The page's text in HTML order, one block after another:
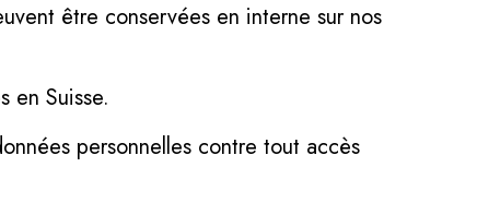
être conservées en interne sur nos
en Suisse.
personnelles contre tout accès